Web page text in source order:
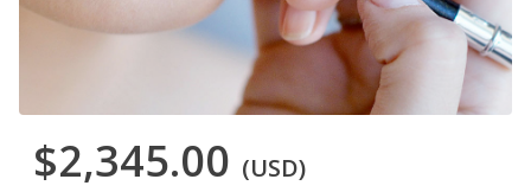
$2,345.00 (USD)